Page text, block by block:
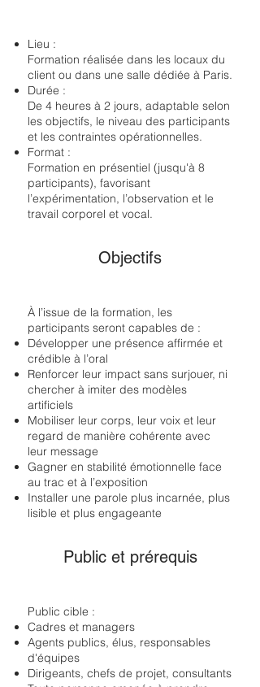
Lieu :
Formation réalisée dans les locaux du
client ou dans une salle dédiée à Paris.
Durée :
De 4 heures à 2 jours, adaptable selon
les objectifs, le niveau des participants
et les contraintes opérationnelles.
Format :
Formation en présentiel (jusqu'à 8
participants), favorisant
l’expérimentation, l’observation et le
travail corporel et vocal.
Objectifs
À l’issue de la formation, les
participants seront capables de :
Développer une présence affirmée et
crédible à l’oral
Renforcer leur impact sans surjouer, ni
chercher à imiter des modèles
artificiels
Mobiliser leur corps, leur voix et leur
regard de manière cohérente avec
leur message
Gagner en stabilité émotionnelle face
au trac et à l’exposition
Installer une parole plus incarnée, plus
lisible et plus engageante
Public et prérequis
Public cible :
Cadres et managers
Agents publics, élus, responsables
d'équipes
Dirigeants, chefs de projet, consultants